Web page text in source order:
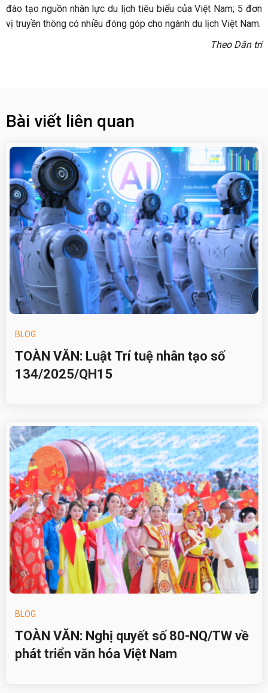
đào tạo nguồn nhân lực du lịch tiêu biểu của Việt Nam; 5 đơn
vị truyền thông có nhiều đóng góp cho ngành du lịch Việt Nam.
Theo Dân trí
Bài viết liên quan
BLOG
TOÀN VĂN: Luật Trí tuệ nhân tạo số
134/2025/QH15
BLOG
TOÀN VĂN: Nghị quyết số 80-NQ/TW về
phát triển văn hóa Việt Nam